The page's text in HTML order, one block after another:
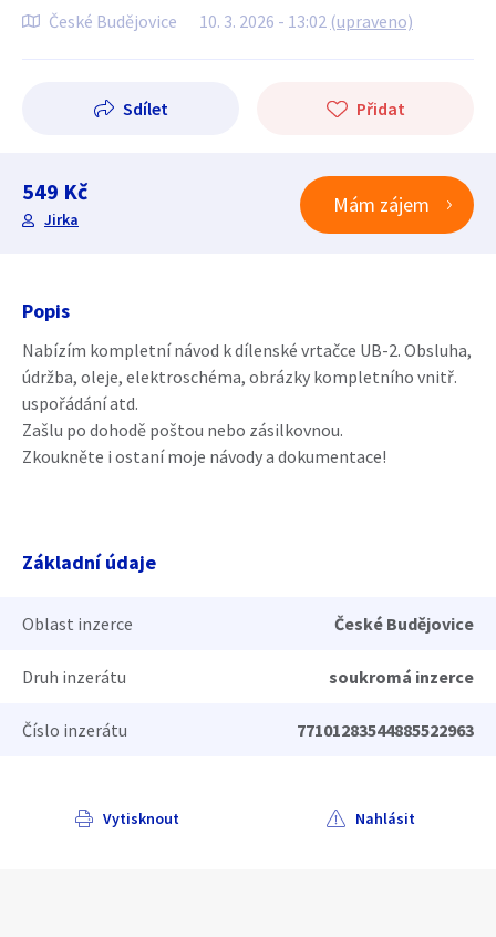
České Budějovice 10. 3. 2026 - 13:02 (upraveno)
Sdílet Přidat
549 Kč
Jirka
Mám zájem
Popis
Nabízím kompletní návod k dílenské vrtačce UB-2. Obsluha,
údržba, oleje, elektroschéma, obrázky kompletního vnitř.
uspořádání atd.
Zašlu po dohodě poštou nebo zásilkovnou.
Zkoukněte i ostaní moje návody a dokumentace!
Základní údaje
Oblast inzerce České Budějovice
Druh inzerátu soukromá inzerce
Číslo inzerátu 77101283544885522963
Vytisknout Nahlásit